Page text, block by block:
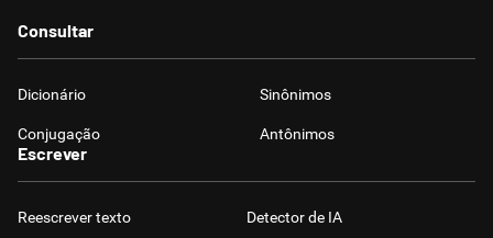
Consultar
Dicionário Sinônimos
Conjugação Antônimos
Escrever
Reescrever texto Detector de IA